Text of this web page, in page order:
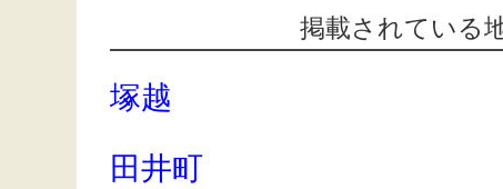
掲載されている
塚越
田井町